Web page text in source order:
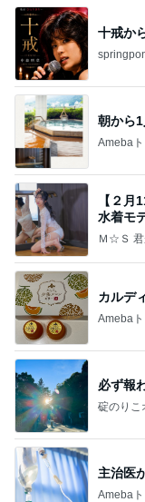
十戒か
朝から
Ameba
【２
水着モ
Ｍ☆Ｓ
カルデ
Ameba
必ず報
碇のりこ
主治医
Ameba